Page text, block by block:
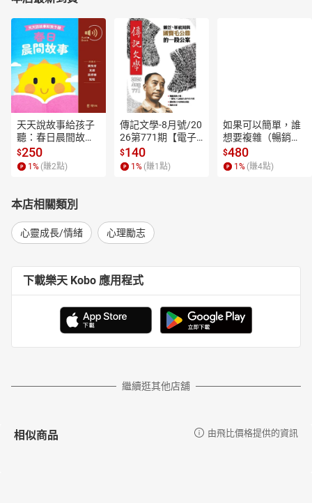
水與折磨的生活』，以及『慢慢地把自己變回一個快樂的人』！」
──舒靜嫻（陽光社會福利基金會執行長）
◎「在醫療的過程中，那絕對是痛苦，而且非常煎熬的，但陳寧，
她走過來了，且走出來了，甚至活得更精采。今天能看到陳寧用文
字，回顧這段恐怖，但卻充滿勵志的過程，我覺得相當欣慰。這本
書，我希望能推薦給更多人，因為當你在最低潮的時候，你可以從
這本書，找到人生的希望和目標。」──藍于洺（TVBS主播、生活
組記者）
◎陳寧的堅強令人心疼，也令人感佩，一如她在instagram上的書
寫：「2015年，變了調的夏天，我將永遠記得，但絕不受困。
天天說故事給孩子
聽：春日晨間故事
【有聲書】
$250
1 % (賺2點)
傳記文學-8月號/20
26第771期【電子
書】
$140
1 % (賺1 點)
如果可以簡單，誰
想要複雜（暢銷經
典新編版）【電子
書】
$480
1 % (賺4點)
本店相關類別
心靈成長/情緒 心理勵志
下載樂天 Kobo 應用程式
繼續逛其他店舖
相似商品 由飛比價格提供的資訊